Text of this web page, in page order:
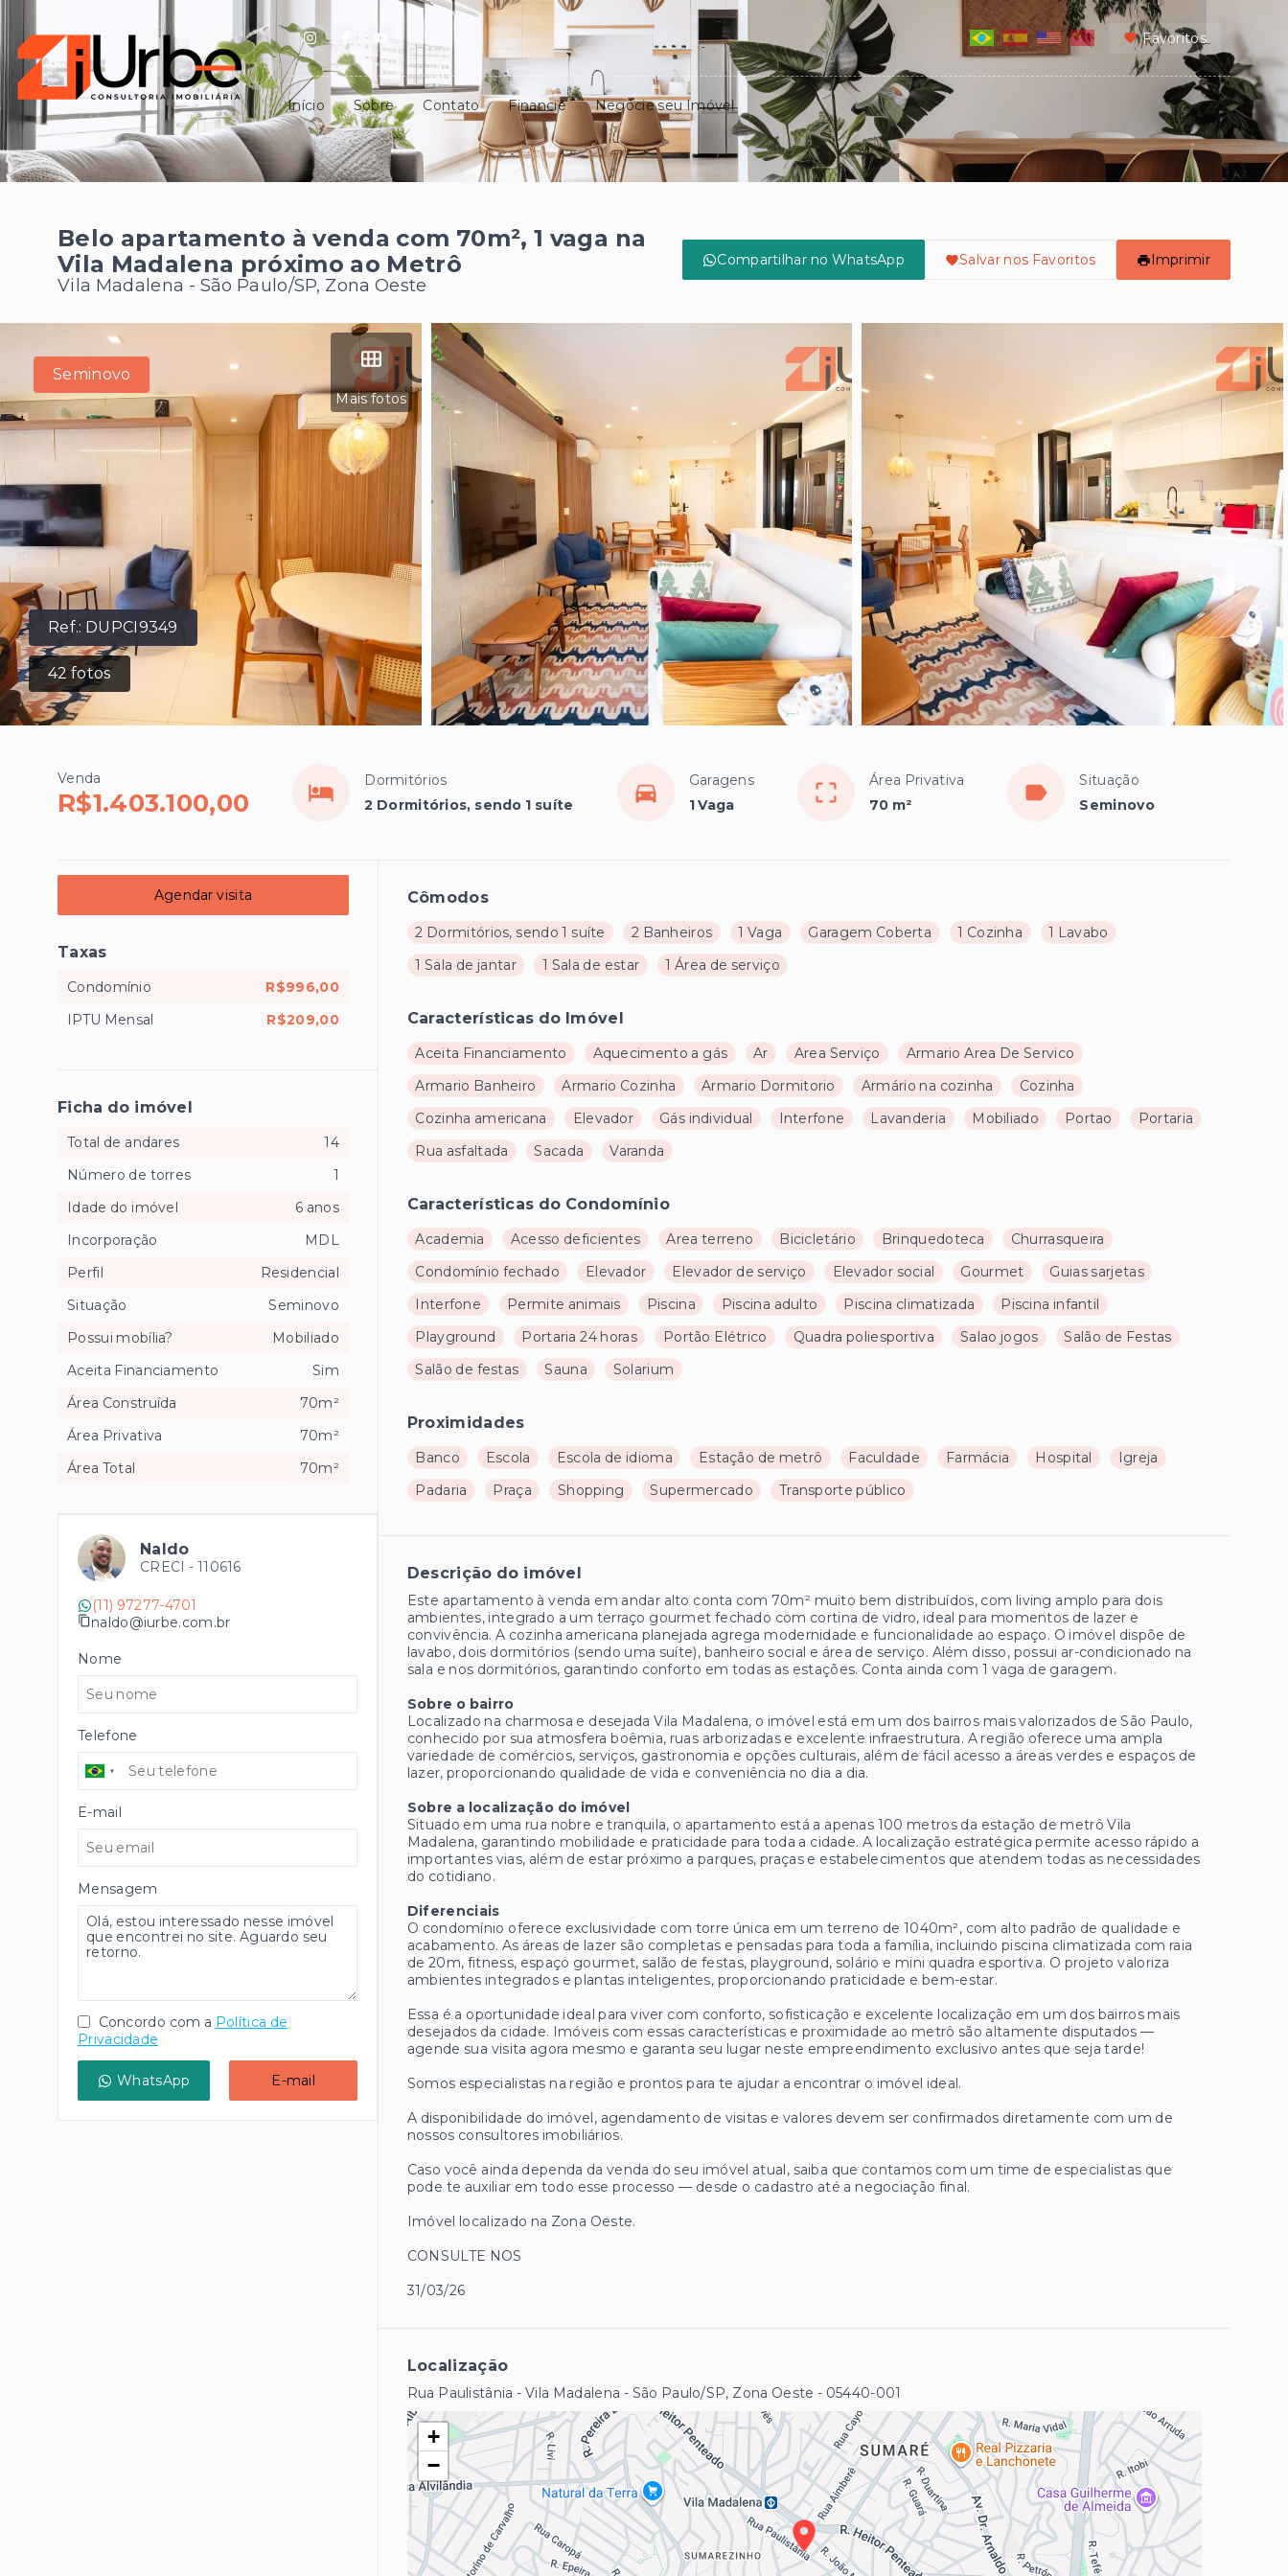
Favoritos
Início Sobre Contato Financie Negocie seu Imóvel
Belo apartamento à venda com 70m², 1 vaga na
Vila Madalena próximo ao Metrô
Vila Madalena - São Paulo/SP, Zona Oeste
Compartilhar no WhatsApp Salvar nos Favoritos Imprimir
Ref.: DUPCI9349
42 fotos
Mais fotos
Seminovo
Venda
R$1.403.100,00
Dormitórios
2 Dormitórios, sendo 1 suíte
Garagens
1 Vaga
Área Privativa
70 m²
Situação
Seminovo
Cômodos
2 Dormitórios, sendo 1 suíte 2 Banheiros 1 Vaga Garagem Coberta 1 Cozinha
1 Lavabo
1 Sala de jantar
1 Sala de estar 1 Área de serviço
Características do Imóvel
Aceita Financiamento Aquecimento a gás Ar Area Serviço
Armario Area De Servico
Armario Banheiro
Armario Cozinha Armario Dormitorio Armário na cozinha
Cozinha
Cozinha americana
Elevador Gás individual Interfone Lavanderia Mobiliado Portao
Portaria
Rua asfaltada
Sacada Varanda
Características do Condomínio
Academia Acesso deficientes Area terreno Bicicletário Brinquedoteca
Churrasqueira
Condomínio fechado
Elevador Elevador de serviço Elevador social Gourmet
Guias sarjetas
Interfone
Permite animais Piscina Piscina adulto Piscina climatizada
Piscina infantil
Playground
Portaria 24 horas Portão Elétrico Quadra poliesportiva Salao jogos
Salão de Festas
Salão de festas
Sauna Solarium
Proximidades
Banco Escola Escola de idioma Estação de metrô Faculdade Farmácia Hospital
Igreja
Padaria
Praça Shopping Supermercado Transporte público
Descrição do imóvel
Este apartamento à venda em andar alto conta com 70m² muito bem distribuídos, com living amplo para dois
ambientes, integrado a um terraço gourmet fechado com cortina de vidro, ideal para momentos de lazer e
convivência. A cozinha americana planejada agrega modernidade e funcionalidade ao espaço. O imóvel dispõe de
lavabo, dois dormitórios (sendo uma suíte), banheiro social e área de serviço. Além disso, possui ar-condicionado na
sala e nos dormitórios, garantindo conforto em todas as estações. Conta ainda com 1 vaga de garagem.
Sobre o bairro
Localizado na charmosa e desejada Vila Madalena, o imóvel está em um dos bairros mais valorizados de São Paulo,
conhecido por sua atmosfera boêmia, ruas arborizadas e excelente infraestrutura. A região oferece uma ampla
variedade de comércios, serviços, gastronomia e opções culturais, além de fácil acesso a áreas verdes e espaços de
lazer, proporcionando qualidade de vida e conveniência no dia a dia.
Sobre a localização do imóvel
Situado em uma rua nobre e tranquila, o apartamento está a apenas 100 metros da estação de metrô Vila
Madalena, garantindo mobilidade e praticidade para toda a cidade. A localização estratégica permite acesso rápido a
importantes vias, além de estar próximo a parques, praças e estabelecimentos que atendem todas as necessidades
do cotidiano.
Diferenciais
O condomínio oferece exclusividade com torre única em um terreno de 1040m², com alto padrão de qualidade e
acabamento. As áreas de lazer são completas e pensadas para toda a família, incluindo piscina climatizada com raia
de 20m, fitness, espaço gourmet, salão de festas, playground, solário e mini quadra esportiva. O projeto valoriza
ambientes integrados e plantas inteligentes, proporcionando praticidade e bem-estar.
Essa é a oportunidade ideal para viver com conforto, sofisticação e excelente localização em um dos bairros mais
desejados da cidade. Imóveis com essas características e proximidade ao metrô são altamente disputados —
agende sua visita agora mesmo e garanta seu lugar neste empreendimento exclusivo antes que seja tarde!
Somos especialistas na região e prontos para te ajudar a encontrar o imóvel ideal.
A disponibilidade do imóvel, agendamento de visitas e valores devem ser confirmados diretamente com um de
nossos consultores imobiliários.
Caso você ainda dependa da venda do seu imóvel atual, saiba que contamos com um time de especialistas que
pode te auxiliar em todo esse processo — desde o cadastro até a negociação final.
Imóvel localizado na Zona Oeste.
CONSULTE NOS
31/03/26
Localização
Rua Paulistânia - Vila Madalena - São Paulo/SP, Zona Oeste - 05440-001
+
−
Agendar visita
Taxas
Condomínio
R$996,00
IPTU Mensal
R$209,00
Ficha do imóvel
Total de andares
14
Número de torres
1
Idade do imóvel
6 anos
Incorporação
MDL
Perfil
Residencial
Situação
Seminovo
Possui mobília?
Mobiliado
Aceita Financiamento
Sim
Área Construída
70m²
Área Privativa
70m²
Área Total
70m²
Naldo
CRECI - 110616
(11) 97277-4701
naldo@iurbe.com.br
Nome
Telefone
E-mail
Mensagem
Concordo com a Política de
Privacidade
WhatsApp E-mail